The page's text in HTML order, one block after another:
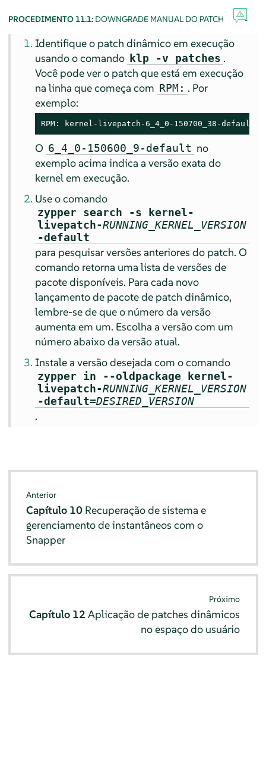
PROCEDIMENTO 11.1: DOWNGRADE MANUAL DO PATCH
Identifique o patch dinâmico em execução
usando o comando klp -v patches .
Você pode ver o patch que está em execução
na linha que começa com RPM: . Por
exemplo:
RPM: kernel-livepatch-6_4_0-150700_38-default-
O 6_4_0-150600_9-default no
exemplo acima indica a versão exata do
kernel em execução.
Use o comando
zypper search -s kernel-
livepatch-RUNNING_KERNEL_VERSION
-default
para pesquisar versões anteriores do patch. O
comando retorna uma lista de versões de
pacote disponíveis. Para cada novo
lançamento de pacote de patch dinâmico,
lembre-se de que o número da versão
aumenta em um. Escolha a versão com um
número abaixo da versão atual.
Instale a versão desejada com o comando
zypper in --oldpackage kernel-
livepatch-RUNNING_KERNEL_VERSION
-default=DESIRED_VERSION
.
Anterior
Capítulo 10 Recuperação de sistema e
gerenciamento de instantâneos com o
Snapper
Próximo
Capítulo 12 Aplicação de patches dinâmicos
no espaço do usuário